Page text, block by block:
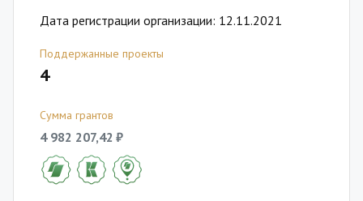
Дата регистрации организации: 12.11.2021
Поддержанные проекты
4
Сумма грантов
4 982 207,42 ₽